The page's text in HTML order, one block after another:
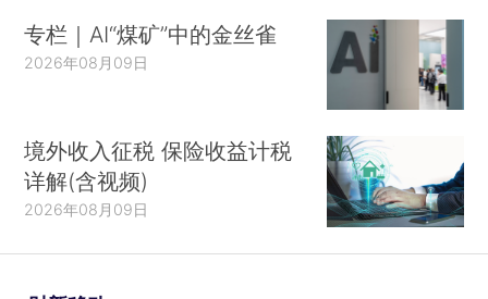
专栏｜AI“煤矿”中的金丝雀
2026年08月09日
境外收入征税 保险收益计税
详解(含视频)
2026年08月09日